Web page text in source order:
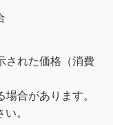
された価格（消費
合があります。
。